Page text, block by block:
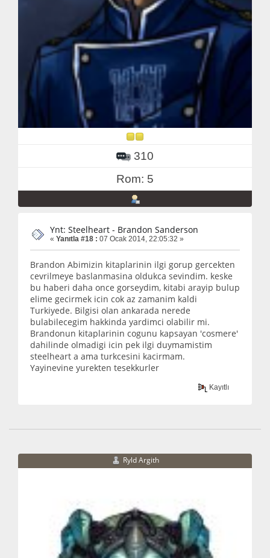
310
Rom: 5
Ynt: Steelheart - Brandon Sanderson
« Yanıtla #18 : 07 Ocak 2014, 22:05:32 »
Brandon Abimizin kitaplarinin ilgi gorup gercekten
cevrilmeye baslanmasina oldukca sevindim. keske
bu haberi daha once gorseydim, kitabi arayip bulup
elime gecirmek icin cok az zamanim kaldi
Turkiyede. Bilgisi olan ankarada nerede
bulabilecegim hakkinda yardimci olabilir mi.
Brandonun kitaplarinin cogunu kapsayan 'cosmere'
dahilinde olmadigi icin pek ilgi duymamistim
steelheart a ama turkcesini kacirmam.
Yayinevine yurekten tesekkurler
Kayıtlı
Ryld Argith